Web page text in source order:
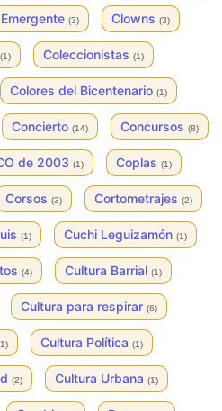
(3) Clowns (3)
(1) Coleccionistas (1)
Colores del Bicentenario (1)
Concierto (14) Concursos (8)
de 2003 (1) Coplas (1)
Corsos (3) Cortometrajes (2)
(1) Cuchi Leguizamón (1)
(4) Cultura Barrial (1)
Cultura para respirar (6)
Cultura Política (1)
(2) Cultura Urbana (1)